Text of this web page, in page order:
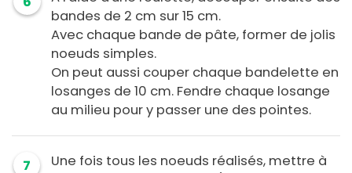
bandes de 2 cm sur 15 cm.
Avec chaque bande de pâte, former de jolis
noeuds simples.
On peut aussi couper chaque bandelette en
losanges de 10 cm. Fendre chaque losange
au milieu pour y passer une des pointes.
7
Une fois tous les noeuds réalisés, mettre à